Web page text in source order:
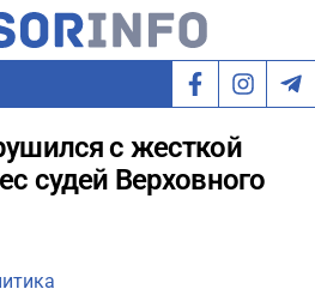
с жесткой
судей Верховного